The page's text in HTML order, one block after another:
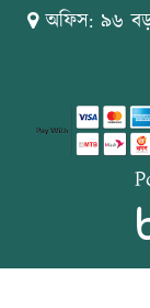
অফিস: ৯৬